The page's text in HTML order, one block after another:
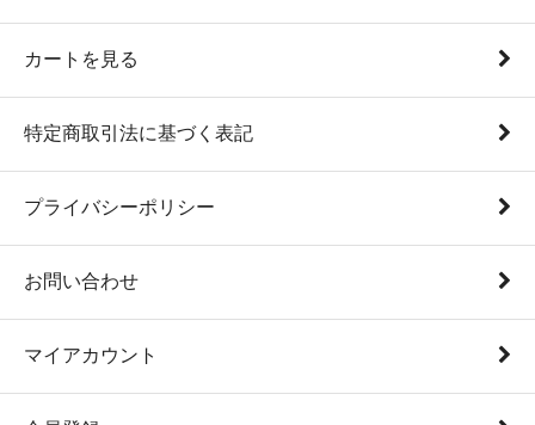
カートを見る
特定商取引法に基づく表記
プライバシーポリシー
お問い合わせ
マイアカウント